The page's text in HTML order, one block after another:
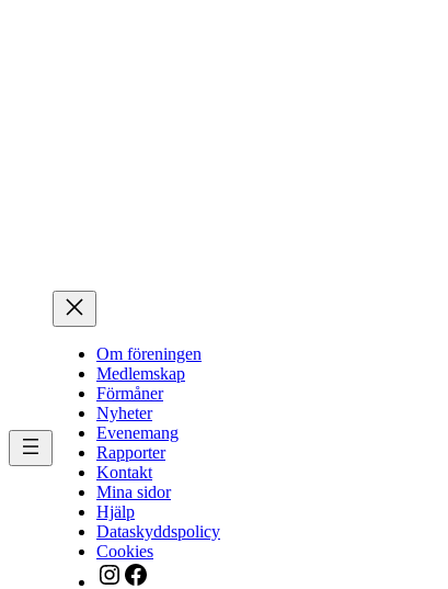
Om föreningen
Medlemskap
Förmåner
Nyheter
Evenemang
Rapporter
Kontakt
Mina sidor
Hjälp
Dataskyddspolicy
Cookies
Instagram
Facebook